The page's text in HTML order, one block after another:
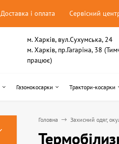
Доставка і оплата Сервісний
м. Харків, вул.Сухумська, 24
м. Харків, пр.Гагаріна, 38
працює)
Газонокосарки Трактори-косарки
Головна Захисний одяг,